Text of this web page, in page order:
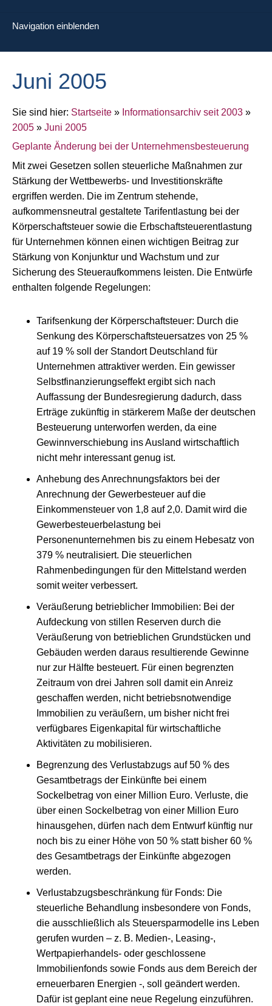
Navigation einblenden
Juni 2005
Sie sind hier: Startseite » Informationsarchiv seit 2003 »
2005 » Juni 2005
Geplante Änderung bei der Unternehmensbesteuerung
Mit zwei Gesetzen sollen steuerliche Maßnahmen zur
Stärkung der Wettbewerbs- und Investitionskräfte
ergriffen werden. Die im Zentrum stehende,
aufkommensneutral gestaltete Tarifentlastung bei der
Körperschaftsteuer sowie die Erbschaftsteuerentlastung
für Unternehmen können einen wichtigen Beitrag zur
Stärkung von Konjunktur und Wachstum und zur
Sicherung des Steueraufkommens leisten. Die Entwürfe
enthalten folgende Regelungen:
Tarifsenkung der Körperschaftsteuer: Durch die
Senkung des Körperschaftsteuersatzes von 25 %
auf 19 % soll der Standort Deutschland für
Unternehmen attraktiver werden. Ein gewisser
Selbstfinanzierungseffekt ergibt sich nach
Auffassung der Bundesregierung dadurch, dass
Erträge zukünftig in stärkerem Maße der deutschen
Besteuerung unterworfen werden, da eine
Gewinnverschiebung ins Ausland wirtschaftlich
nicht mehr interessant genug ist.
Anhebung des Anrechnungsfaktors bei der
Anrechnung der Gewerbesteuer auf die
Einkommensteuer von 1,8 auf 2,0. Damit wird die
Gewerbesteuerbelastung bei
Personenunternehmen bis zu einem Hebesatz von
379 % neutralisiert. Die steuerlichen
Rahmenbedingungen für den Mittelstand werden
somit weiter verbessert.
Veräußerung betrieblicher Immobilien: Bei der
Aufdeckung von stillen Reserven durch die
Veräußerung von betrieblichen Grundstücken und
Gebäuden werden daraus resultierende Gewinne
nur zur Hälfte besteuert. Für einen begrenzten
Zeitraum von drei Jahren soll damit ein Anreiz
geschaffen werden, nicht betriebsnotwendige
Immobilien zu veräußern, um bisher nicht frei
verfügbares Eigenkapital für wirtschaftliche
Aktivitäten zu mobilisieren.
Begrenzung des Verlustabzugs auf 50 % des
Gesamtbetrags der Einkünfte bei einem
Sockelbetrag von einer Million Euro. Verluste, die
über einen Sockelbetrag von einer Million Euro
hinausgehen, dürfen nach dem Entwurf künftig nur
noch bis zu einer Höhe von 50 % statt bisher 60 %
des Gesamtbetrags der Einkünfte abgezogen
werden.
Verlustabzugsbeschränkung für Fonds: Die
steuerliche Behandlung insbesondere von Fonds,
die ausschließlich als Steuersparmodelle ins Leben
gerufen wurden – z. B. Medien-, Leasing-,
Wertpapierhandels- oder geschlossene
Immobilienfonds sowie Fonds aus dem Bereich der
erneuerbaren Energien -, soll geändert werden.
Dafür ist geplant eine neue Regelung einzuführen.